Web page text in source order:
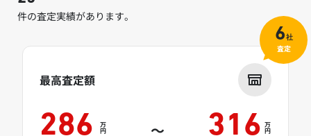
件の査定実績があります。
最高査定額
286 万
円 ～ 316 万
円
6社
査定